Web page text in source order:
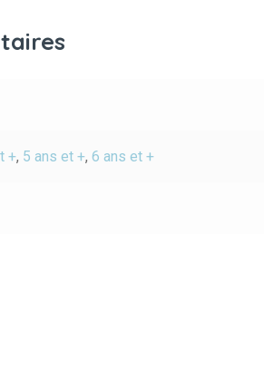
+, 5 ans et +,6 ans et +